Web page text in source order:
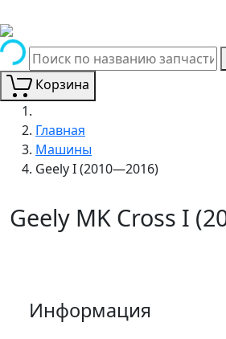
Корзина
Главная
Машины
Geely I (2010—2016)
Geely MK Cross I
Информация